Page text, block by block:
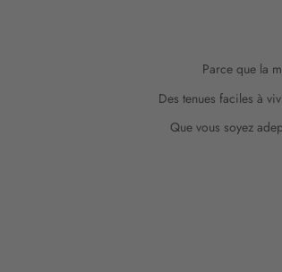
Parce que la
Des tenues faciles à
Que vous soyez